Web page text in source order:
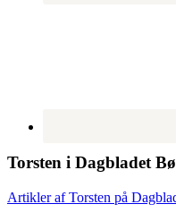
Torsten i Dagbladet
Artikler af Torsten på